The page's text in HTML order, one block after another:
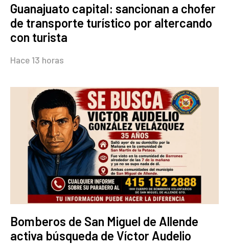
Guanajuato capital: sancionan a chofer
de transporte turístico por altercando
con turista
Hace 13 horas
Bomberos de San Miguel de Allende
activa búsqueda de Víctor Audelio